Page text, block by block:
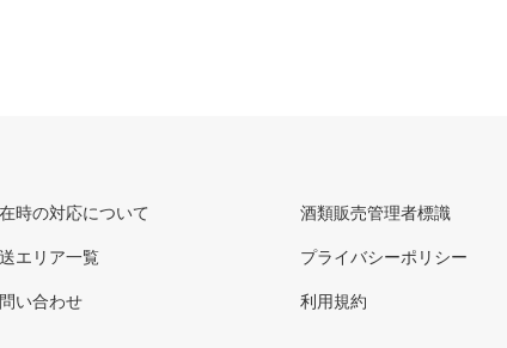
時の対応について
エリア一覧
い合わせ
酒類販売管理者標識
プライバシーポリシー
利用規約